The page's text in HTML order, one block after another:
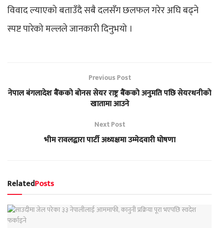
विवाद ल्याएको बताउँदै सबै दलसँग छलफल गरेर अघि बढ्ने
स्पष्ट पारेको मल्लले जानकारी दिनुभयो ।
Previous Post
नेपाल बंगलादेश बैंकको बोनस सेयर राष्ट्र बैंकको अनुमति पछि सेयरधनीको
खातामा आउने
Next Post
भीम रावलद्वारा पार्टी अध्यक्षमा उम्मेदवारी घोषणा
RelatedPosts